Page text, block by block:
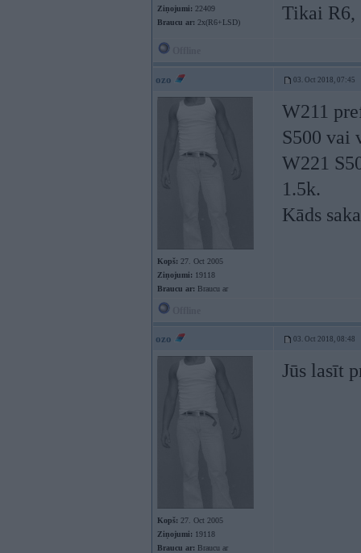
Ziņojumi: 22409
Braucu ar: 2x(R6+LSD)
Tikai R6,
ozo 03. Oct 2018, 07:45
Kopš: 27. Oct 2005
Ziņojumi: 19118
Braucu ar: Braucu ar
W211
S500 vai
W221
1.5k.
Kāds
ozo 03. Oct 2018, 08:48
Kopš: 27. Oct 2005
Ziņojumi: 19118
Braucu ar: Braucu ar
Jūs lasīt